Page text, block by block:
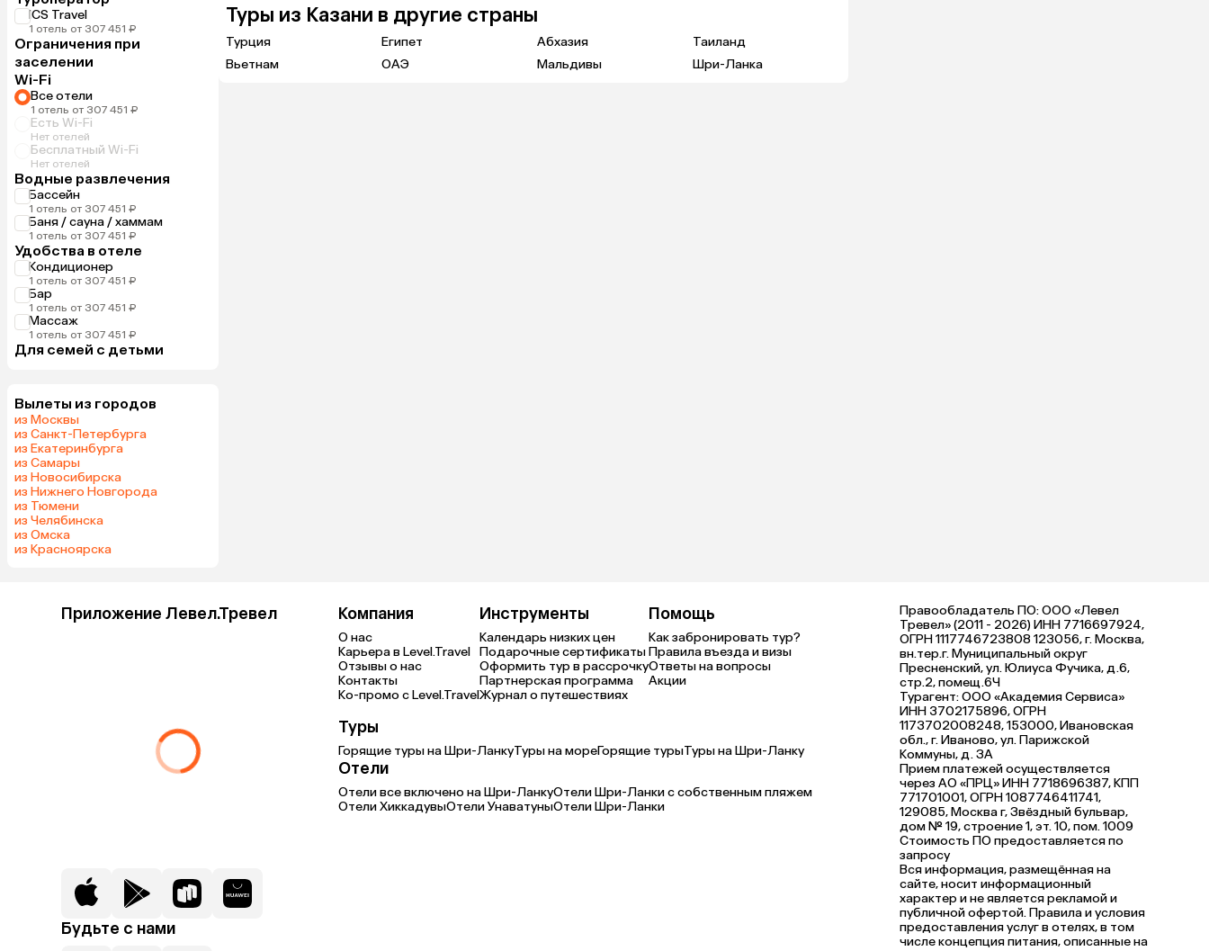
ICS Travel
1 отель от 307 451 ₽
Ограничения при
заселении
Wi-Fi
Все отели
1 отель от 307 451 ₽
Есть Wi-Fi
Нет отелей
Бесплатный Wi-Fi
Нет отелей
Водные развлечения
Бассейн
1 отель от 307 451 ₽
Баня / сауна / хаммам
1 отель от 307 451 ₽
Удобства в отеле
Кондиционер
1 отель от 307 451 ₽
Бар
1 отель от 307 451 ₽
Массаж
1 отель от 307 451 ₽
Для семей с детьми
Вылеты из городов
из Москвы
из Санкт-Петербурга
из Екатеринбурга
из Самары
из Новосибирска
из Нижнего Новгорода
из Тюмени
из Челябинска
из Омска
из Красноярска
Туры из Казани в другие страны
Турция Египет Абхазия
Таиланд
Вьетнам
ОАЭ Мальдивы Шри-Ланка
Приложение Левел.Тревел
Будьте с нами
Компания
О нас
Карьера в Level.Travel
Отзывы о нас
Контакты
Ко-промо с Level.Travel
Инструменты
Календарь низких цен
Подарочные сертификаты
Оформить тур в рассрочку
Партнерская программа
Журнал о путешествиях
Помощь
Как забронировать тур?
Правила въезда и визы
Ответы на вопросы
Акции
Туры
Горящие туры на Шри-ЛанкуТуры на мореГорящие турыТуры на Шри-Ланку
Отели
Отели все включено на Шри-ЛанкуОтели Шри-Ланки с собственным пляжем
Отели ХиккадувыОтели УнаватуныОтели Шри-Ланки
Правообладатель ПО: ООО «Левел
Тревел» (2011 - 2026) ИНН 7716697924,
ОГРН 1117746723808 123056, г. Москва,
вн.тер.г. Муниципальный округ
Пресненский, ул. Юлиуса Фучика, д.6,
стр.2, помещ.6Ч
Турагент: ООО «Академия Сервиса»
ИНН 3702175896, ОГРН
1173702008248, 153000, Ивановская
обл., г. Иваново, ул. Парижской
Коммуны, д. ЗА
Прием платежей осуществляется
через АО «ПРЦ» ИНН 7718696387, КПП
771701001, ОГРН 1087746411741,
129085, Москва г, Звёздный бульвар,
дом № 19, строение 1, эт. 10, пом. 1009
Стоимость ПО предоставляется по
запросу
Вся информация, размещённая на
сайте, носит информационный
характер и не является рекламой и
публичной офертой. Правила и условия
предоставления услуг в отелях, в том
числе концепция питания, описанные на